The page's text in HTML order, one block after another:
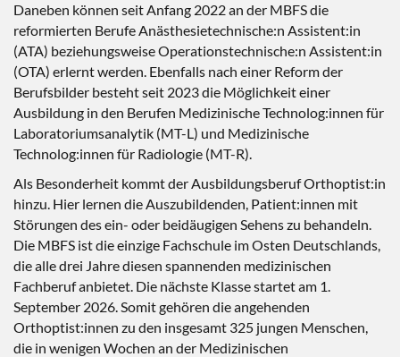
Daneben können seit Anfang 2022 an der MBFS die
reformierten Berufe Anästhesietechnische:n Assistent:in
(ATA) beziehungsweise Operationstechnische:n Assistent:in
(OTA) erlernt werden. Ebenfalls nach einer Reform der
Berufsbilder besteht seit 2023 die Möglichkeit einer
Ausbildung in den Berufen Medizinische Technolog:innen für
Laboratoriumsanalytik (MT-L) und Medizinische
Technolog:innen für Radiologie (MT-R).
Als Besonderheit kommt der Ausbildungsberuf Orthoptist:in
hinzu. Hier lernen die Auszubildenden, Patient:innen mit
Störungen des ein- oder beidäugigen Sehens zu behandeln.
Die MBFS ist die einzige Fachschule im Osten Deutschlands,
die alle drei Jahre diesen spannenden medizinischen
Fachberuf anbietet. Die nächste Klasse startet am 1.
September 2026. Somit gehören die angehenden
Orthoptist:innen zu den insgesamt 325 jungen Menschen,
die in wenigen Wochen an der Medizinischen